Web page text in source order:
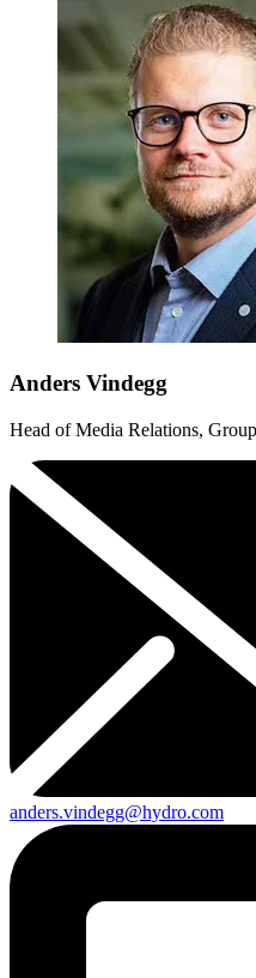
Anders Vindegg
Head of Media Relations,
anders.vindegg@hydro.com